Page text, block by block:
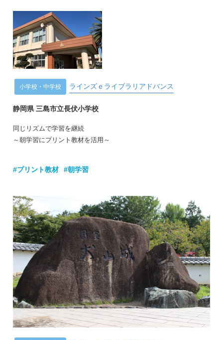
小学校・中学校 ラインズｅライブラリアドバンス
静岡県 三島市立長伏小学校
同じリズムで学習を継続
～朝学習にプリント教材を活用～
#プリント教材 #朝学習